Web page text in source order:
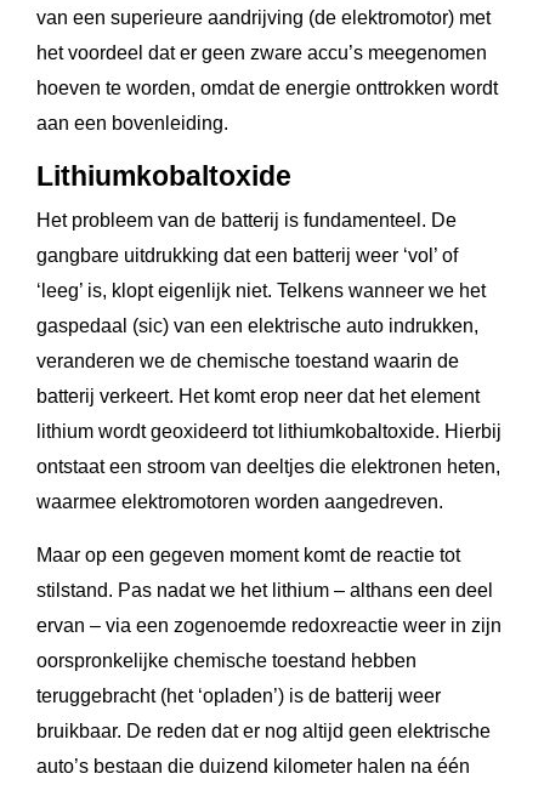
van een superieure aandrijving (de elektromotor) met
het voordeel dat er geen zware accu’s meegenomen
hoeven te worden, omdat de energie onttrokken wordt
aan een bovenleiding.
Lithiumkobaltoxide
Het probleem van de batterij is fundamenteel. De
gangbare uitdrukking dat een batterij weer ‘vol’ of
‘leeg’ is, klopt eigenlijk niet. Telkens wanneer we het
gaspedaal (sic) van een elektrische auto indrukken,
veranderen we de chemische toestand waarin de
batterij verkeert. Het komt erop neer dat het element
lithium wordt geoxideerd tot lithiumkobaltoxide. Hierbij
ontstaat een stroom van deeltjes die elektronen heten,
waarmee elektromotoren worden aangedreven.
Maar op een gegeven moment komt de reactie tot
stilstand. Pas nadat we het lithium – althans een deel
ervan – via een zogenoemde redoxreactie weer in zijn
oorspronkelijke chemische toestand hebben
teruggebracht (het ‘opladen’) is de batterij weer
bruikbaar. De reden dat er nog altijd geen elektrische
auto’s bestaan die duizend kilometer halen na één